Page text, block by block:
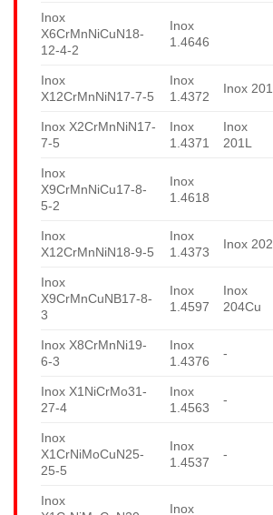
Inox
X6CrMnNiCuN18-
12-4-2
Inox
1.4646
Inox
X12CrMnNiN17-7-5
Inox
1.4372
Inox 201
Inox X2CrMnNiN17-
7-5
Inox
1.4371
Inox
201L
Inox
X9CrMnNiCu17-8-
5-2
Inox
1.4618
Inox
X12CrMnNiN18-9-5
Inox
1.4373
Inox 202
Inox
X9CrMnCuNB17-8-
3
Inox
1.4597
Inox
204Cu
Inox X8CrMnNi19-
6-3
Inox
1.4376
-
Inox X1NiCrMo31-
27-4
Inox
1.4563
-
Inox
X1CrNiMoCuN25-
25-5
Inox
1.4537
-
Inox
Inox